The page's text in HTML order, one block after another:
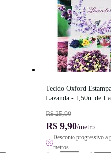
Tecido Oxford
Lavanda - 1,50m de
R$ 25,90
R$ 9,90/metro
Desconto progressivo a
metros